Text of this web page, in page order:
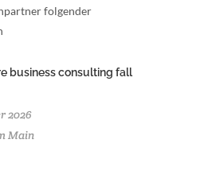
folgender
business consulting fall
2026
Main